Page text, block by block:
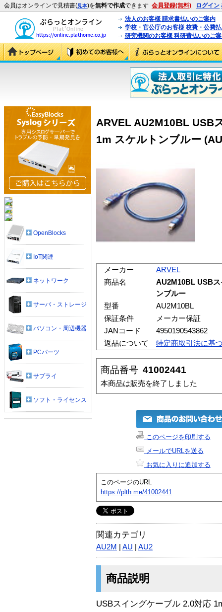
会員はオンラインで見積書(見本)を無料で作成できます 会員登録(無料) ログイン
法人のお客様 請求書払いのご案内
学校・官公庁のお客様 校費・公費
研究機関のお客様 科研費払いのご
ARVEL AU2M10BL USB
1m スケルトンブルー
メーカー
ARVEL
商品名
AU2M10BL USBス
ンブルー
型番
AU2M10BL
保証条件
メーカー保証
JANコード
4950190543862
返品について
特定商取引法に基
商品番号 41002441
本商品は販売を終了しました
このページを印刷する
メールでURLを送る
お気に入りに追加する
このページのURL
https://plth.me/41002441
関連カテゴリ
AU2M AU AU2
商品説明
USBスイングケーブル 2.0対応
OpenBlocks
IoT関連
ネットワーク
サーバ・ストレージ
パソコン・周辺機器
PCパーツ
サプライ
ソフト・ライセンス